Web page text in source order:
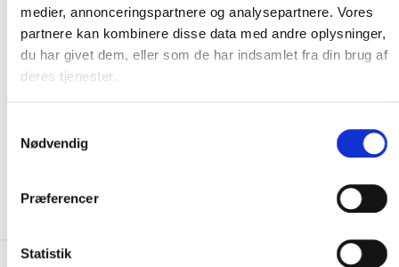
medier, annonceringspartnere og analysepartnere. Vores
partnere kan kombinere disse data med andre oplysninger,
du har givet dem, eller som de har indsamlet fra din brug af
deres tjenester.
Nødvendig
Præferencer
Statistik
Generalforsamling
Generalforsamling i Vestervig-Agger Aktivitetscenter